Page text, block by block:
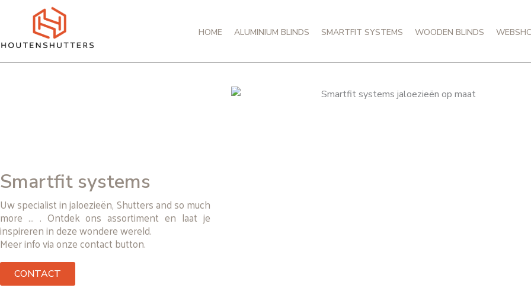
HOME ALUMINIUM BLINDS SMARTFIT SYSTEMS WOODEN BLINDS
Smartfit systems
Uw specialist in jaloezieën, Shutters and so much
more ... . Ontdek ons assortiment en laat je
inspireren in deze wondere wereld.
Meer info via onze contact button.
CONTACT